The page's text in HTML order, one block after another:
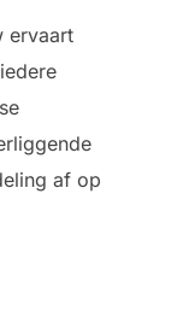
ervaart
af op